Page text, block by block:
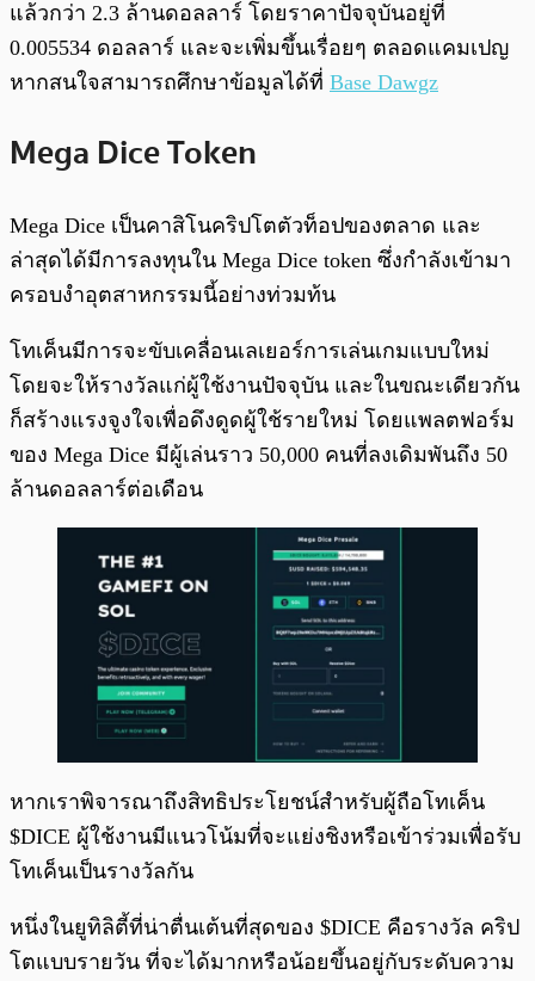
แล้วกว่า 2.3 ล้านดอลลาร์ โดยราคาปัจจุบันอยู่ที่
0.005534 ดอลลาร์ และจะเพิ่มขึ้นเรื่อยๆ ตลอดแคมเปญ
หากสนใจสามารถศึกษาข้อมูลได้ที่ Base Dawgz
Mega Dice Token
Mega Dice เป็นคาสิโนคริปโตตัวท็อปของตลาด และ
ล่าสุดได้มีการลงทุนใน Mega Dice token ซึ่งกำลังเข้ามา
ครอบงำอุตสาหกรรมนี้อย่างท่วมท้น
โทเค็นมีการจะขับเคลื่อนเลเยอร์การเล่นเกมแบบใหม่
โดยจะให้รางวัลแก่ผู้ใช้งานปัจจุบัน และในขณะเดียวกัน
ก็สร้างแรงจูงใจเพื่อดึงดูดผู้ใช้รายใหม่ โดยแพลตฟอร์ม
ของ Mega Dice มีผู้เล่นราว 50,000 คนที่ลงเดิมพันถึง 50
ล้านดอลลาร์ต่อเดือน
หากเราพิจารณาถึงสิทธิประโยชน์สำหรับผู้ถือโทเค็น
$DICE ผู้ใช้งานมีแนวโน้มที่จะแย่งชิงหรือเข้าร่วมเพื่อรับ
โทเค็นเป็นรางวัลกัน
หนึ่งในยูทิลิตี้ที่น่าตื่นเต้นที่สุดของ $DICE คือรางวัล คริป
โตแบบรายวัน ที่จะได้มากหรือน้อยขึ้นอยู่กับระดับความ